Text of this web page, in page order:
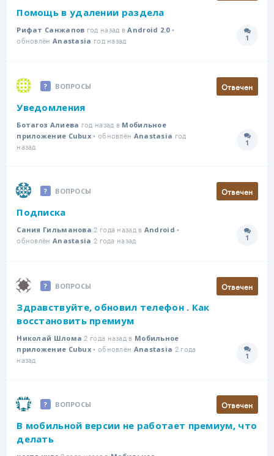
Помощь в удалении раздела
Рифат Санжапов год назад вAndroid 2.0•
обновлён Anastasia год назад 1
ВОПРОСЫ Отвечен
Уведомления
Ботагоз Алиева год назад в Мобильное
приложение Cubux • обновлён Anastasia год
назад
1
ВОПРОСЫ Отвечен
Подписка
Сания Гильманова 2 года назад в Android •
обновлён Anastasia 2 года назад 1
ВОПРОСЫ Отвечен
Здравствуйте, обновил телефон . Как
восстановить премиум
Николай Шлома 2 года назад в Мобильное
приложение Cubux • обновлён Anastasia 2 года
назад
1
ВОПРОСЫ Отвечен
В мобильной версии не работает премиум, что
делать